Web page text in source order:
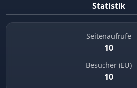
Statistik
Seitenaufrufe
10
Besucher (EU)
10